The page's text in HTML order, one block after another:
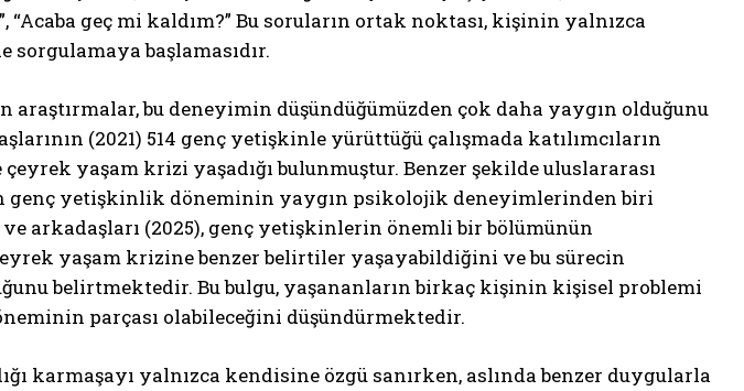
OL
geç mi kaldım?” Bu soruların ortak noktası, kişinin yalnızca
sorgulamaya başlamasıdır.
araştırmalar, bu deneyimin düşündüğümüzden çok daha yaygın olduğunu
(2021) 514 genç yetişkinle yürüttüğü çalışmada katılımcıların
yaşam krizi yaşadığı bulunmuştur. Benzer şekilde uluslararası
genç yetişkinlik döneminin yaygın psikolojik deneyimlerinden biri
arkadaşları (2025), genç yetişkinlerin önemli bir bölümünün
yaşam krizine benzer belirtiler yaşayabildiğini ve bu sürecin
belirtmektedir. Bu bulgu, yaşananların birkaç kişinin kişisel problemi
parçası olabileceğini düşündürmektedir.
karmaşayı yalnızca kendisine özgü sanırken, aslında benzer duygularla